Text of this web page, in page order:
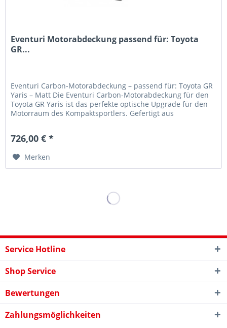
Eventuri Motorabdeckung passend für: Toyota
GR...
Eventuri Carbon-Motorabdeckung – passend für: Toyota GR
Yaris – Matt Die Eventuri Carbon-Motorabdeckung für den
Toyota GR Yaris ist das perfekte optische Upgrade für den
Motorraum des Kompaktsportlers. Gefertigt aus
726,00 € *
Merken
Service Hotline
Shop Service
Bewertungen
Zahlungsmöglichkeiten